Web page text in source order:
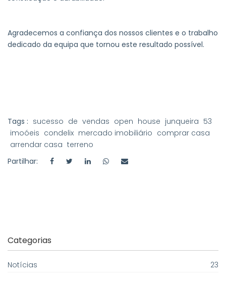
Agradecemos a confiança dos nossos clientes e o trabalho
dedicado da equipa que tornou este resultado possível.
Tags : sucesso de vendas open house junqueira 53
imoóeis condelix mercado imobiliário comprar casa
arrendar casa terreno
Partilhar:
Categorias
Notícias 23